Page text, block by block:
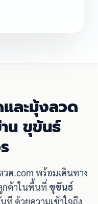
ละมุ้งลวด
น ขุขันธ์
ด.com พร้อมเดินทาง
กค้าในพื้นที่ ขุขันธ์
ด้วยความเข้าใจถึง